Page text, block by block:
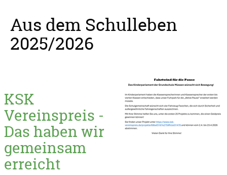
Aus dem Schulleben
2025/2026
KSK
Vereinspreis -
Das haben wir
gemeinsam
erreicht